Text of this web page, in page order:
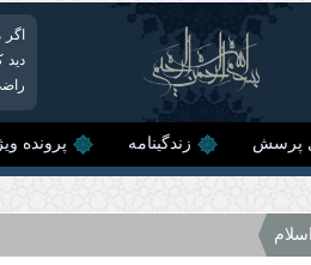
دید
پرسش زندگینامه پرونده